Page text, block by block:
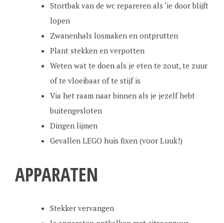
Stortbak van de wc repareren als ‘ie door blijft
lopen
Zwanenhals losmaken en ontprutten
Plant stekken en verpotten
Weten wat te doen als je eten te zout, te zuur
of te vloeibaar of te stijf is
Via het raam naar binnen als je jezelf hebt
buitengesloten
Dingen lijmen
Gevallen LEGO huis fixen (voor Luuk!)
APPARATEN
Stekker vervangen